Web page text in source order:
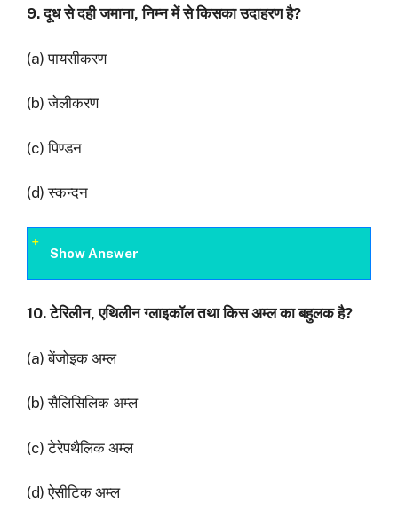
9.दूध से दही जमाना,निम्न में से किसका उदाहरण है?
(a) पायसीकरण
(b) जेलीकरण
(c) पिण्डन
(d) स्कन्दन
Show Answer
10.टेरिलीन,एथिलीन ग्लाइकॉल तथा किस अम्ल का बहुलक है?
(a) बेंजोइक अम्ल
(b) सैलिसिलिक अम्ल
(c) टेरेपथैलिक अम्ल
(d) ऐसीटिक अम्ल